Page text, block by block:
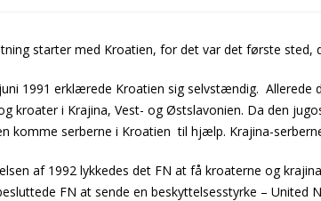
starter med Kroatien, for det var det første sted,
1991 erklærede Kroatien sig selvstændig. Allerede
kroater i Krajina, Vest- og Østslavonien. Da den
komme serberne i Kroatien til hjælp. Krajina-
af 1992 lykkedes det FN at få kroaterne og
FN at sende en beskyttelsesstyrke – United